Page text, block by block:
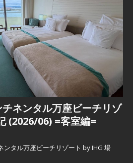
ネンタル万座ビーチリゾ
(2026/06) =客室編=
ンタル万座ビーチリゾート by IHG 場